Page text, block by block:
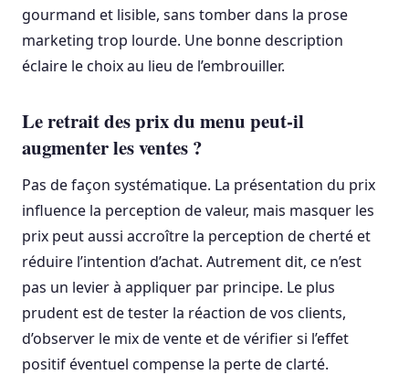
gourmand et lisible, sans tomber dans la prose
marketing trop lourde. Une bonne description
éclaire le choix au lieu de l’embrouiller.
Le retrait des prix du menu peut-il
augmenter les ventes ?
Pas de façon systématique. La présentation du prix
influence la perception de valeur, mais masquer les
prix peut aussi accroître la perception de cherté et
réduire l’intention d’achat. Autrement dit, ce n’est
pas un levier à appliquer par principe. Le plus
prudent est de tester la réaction de vos clients,
d’observer le mix de vente et de vérifier si l’effet
positif éventuel compense la perte de clarté.